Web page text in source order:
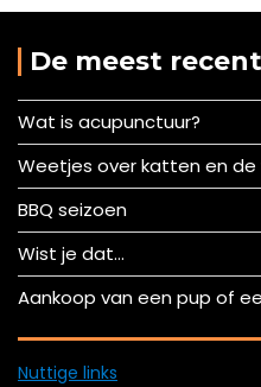
De meest
Wat is acupunctuur?
Weetjes over katten en
BBQ seizoen
Wist je dat…
Aankoop van een pup of
Nuttige links